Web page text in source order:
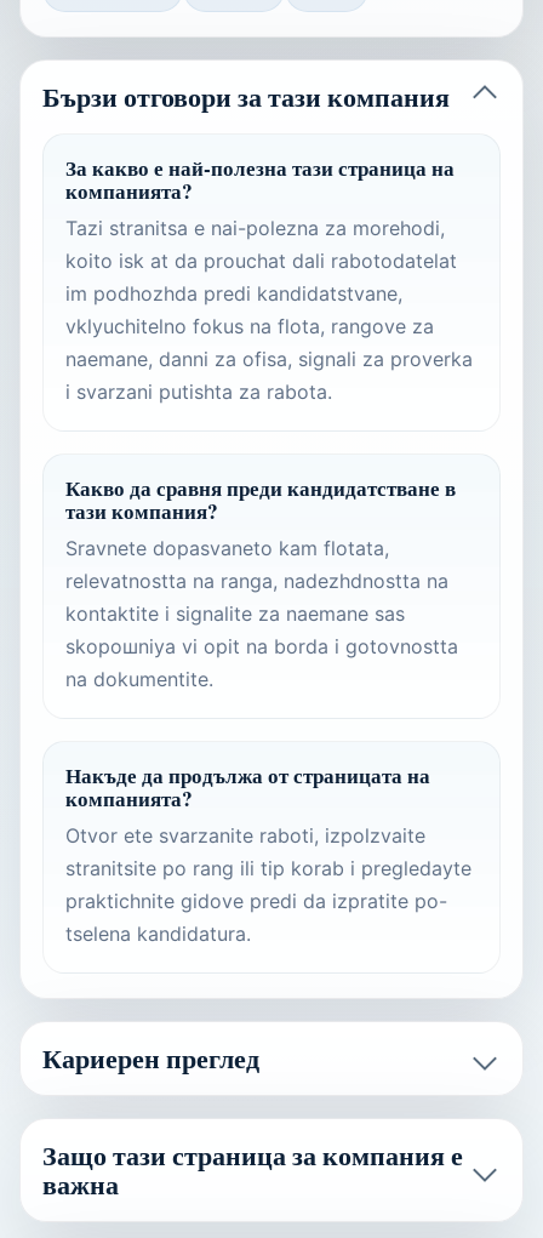
Бързи отговори за тази компания
За какво е най-полезна тази страница на
компанията?
Tazi stranitsa e nai-polezna za morehodi,
koito isk at da prouchat dali rabotodatelat
im podhozhda predi kandidatstvane,
vklyuchitelno fokus na flota, rangove za
naemane, danni za ofisa, signali za proverka
i svarzani putishta za rabota.
Какво да сравня преди кандидатстване в
тази компания?
Sravnete dopasvaneto kam flotata,
relevatnostta na ranga, nadezhdnostta na
kontaktite i signalite za naemane sas
skорошniya vi opit na borda i gotovnostta
na dokumentite.
Накъде да продължа от страницата на
компанията?
Otvor ete svarzanite raboti, izpolzvaite
stranitsite po rang ili tip korab i pregledayte
praktichnite gidove predi da izpratite po-
tselena kandidatura.
Кариерен преглед
Защо тази страница за компания е
важна